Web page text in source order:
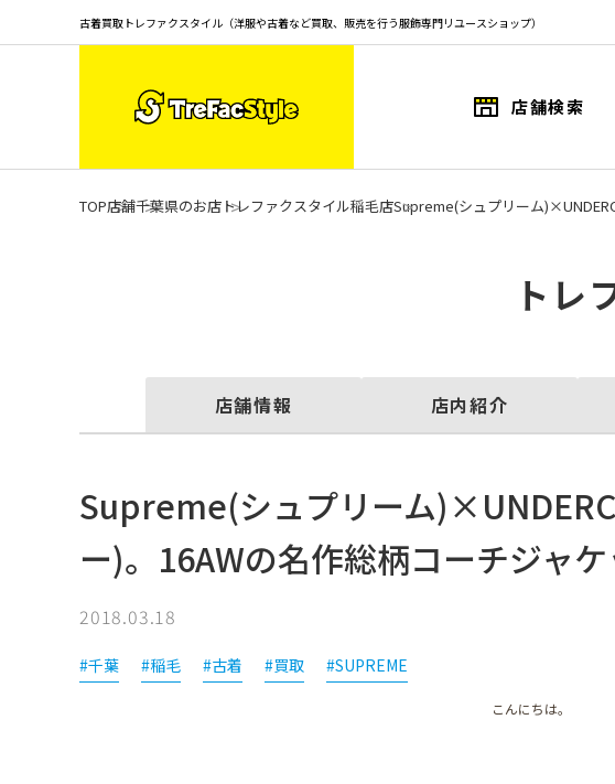
古着買取トレファクスタイル（洋服や古着など買取、販売を行う服飾専門リユースショップ）
店舗検索
TOP店舗千葉県のお店 トレファクスタイル稲毛店Supreme(シュプリーム
トレ
店舗情報 店内紹介
Supreme(シュプリーム
ー)。16AWの名作総柄コーチジャケ
2018.03.18
#千葉 #稲毛 #古着 #買取 #SUPREME
こんにちは。